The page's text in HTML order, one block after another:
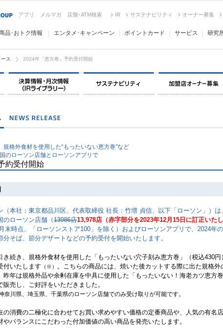
アプリ メルマガ 店舗･ATM検索 IR サステナビリティ オーナー募集
品･おトク情報 エンタメ･キャンペーン ポイントカード サービス 研究
ス 2024年「恵方巻」予約受付開始
企業情報
規格外食材を使用した“もったいない恵方巻”など
のローソン店舗とローソンアプリで
約受付開始
（本社：東京都品川区、代表取締役 社長：竹増 貞信、以下「ローソン」）は
のローソン店舗（13986店13,978店（赤字部分を2023年12月15日に訂正いた
末時点、「ローソンストア100」を除く）およびローソンアプリで、2024年
分そば、節分デザートなどの予約受付を開始いたします。
き続き、規格外食材を使用した「もったいない穴子刻み恵方巻」（税込430円
付いたします （※） 。こちらの商品には、焼いた後カットする際に出た規格外
昨年は規格外品や余剰在庫を中具に使用した「もったいない！海老カツ恵方
売し、ご好評をいただきました。
奈川県、埼玉県、千葉県のローソン店舗でのみ受け取りが可能です。
の消費の二極化に合わせてお買い求めやすい価格の定番商品や、人気の有名
やバランスにこだわった付加価値の高い商品を発売いたします。